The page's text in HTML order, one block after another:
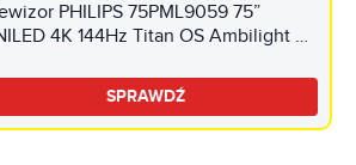
PHILIPS 75PML9059 75”
4K 144Hz Titan OS Ambilight 3
SPRAWDŹ